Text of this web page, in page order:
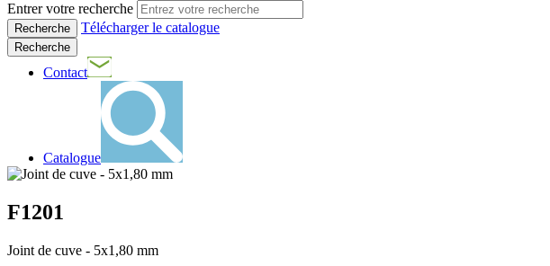
Entrer votre recherche
Télécharger le catalogue
Recherche
Contact
Catalogue
F1201
Joint de cuve - 5x1,80 mm